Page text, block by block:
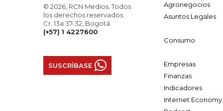
© 2026, RCN Medios. Todos
los derechos reservados.
Cr. 13a 37-32, Bogotá
(+57) 1 4227600
SUSCRÍBASE
Agronegocios
Asuntos Legales
Consumo
Empresas
Finanzas
Indicadores
Internet Economy